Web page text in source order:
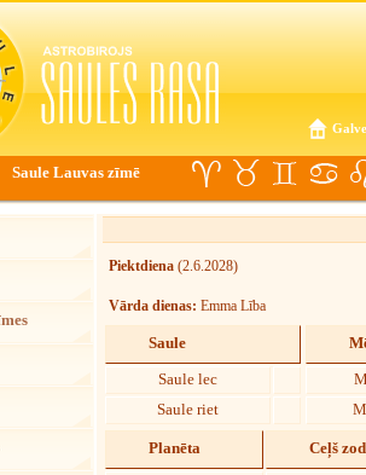
Saule Lauvas zīmē
Piektdiena (2.6.2028)
Vārda dienas: Emma Lība
Saule
Saule lec
Saule riet
Planēta Ceļš